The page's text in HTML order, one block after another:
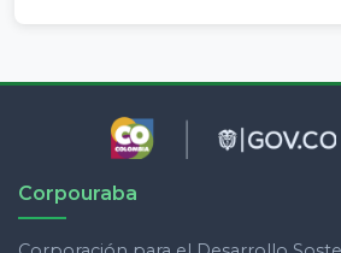
Corpouraba